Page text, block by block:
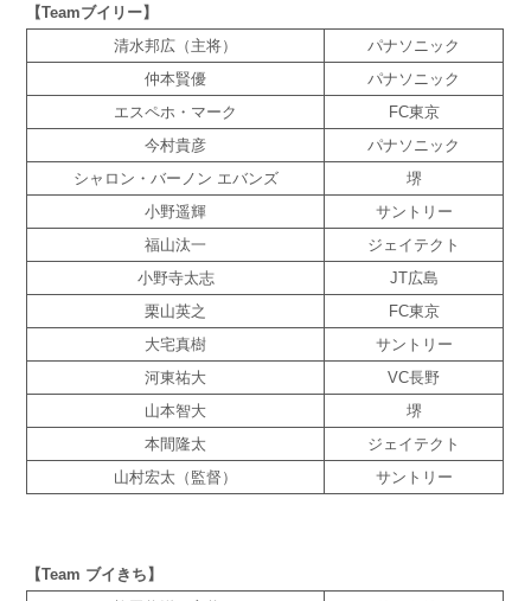
【Teamブイリー】
清水邦広（主将）
パナソニック
仲本賢優
パナソニック
エスペホ・マーク
FC東京
今村貴彦
パナソニック
シャロン・バーノン エバンズ
堺
小野遥輝
サントリー
福山汰一
ジェイテクト
小野寺太志
JT広島
栗山英之
FC東京
大宅真樹
サントリー
河東祐大
VC長野
山本智大
堺
本間隆太
ジェイテクト
山村宏太（監督）
サントリー
【Team ブイきち】